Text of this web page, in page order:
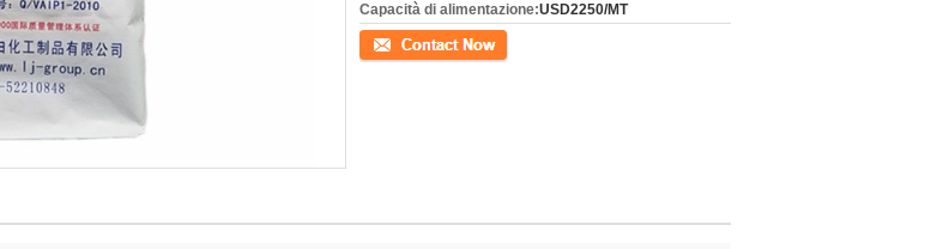
Capacità di alimentazione:USD2250/MT
Contatto